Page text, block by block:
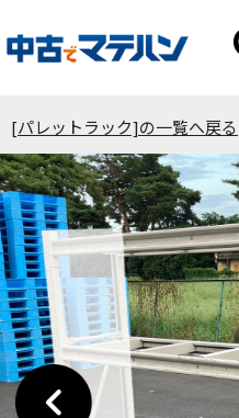
[パレットラック]の一覧へ戻る